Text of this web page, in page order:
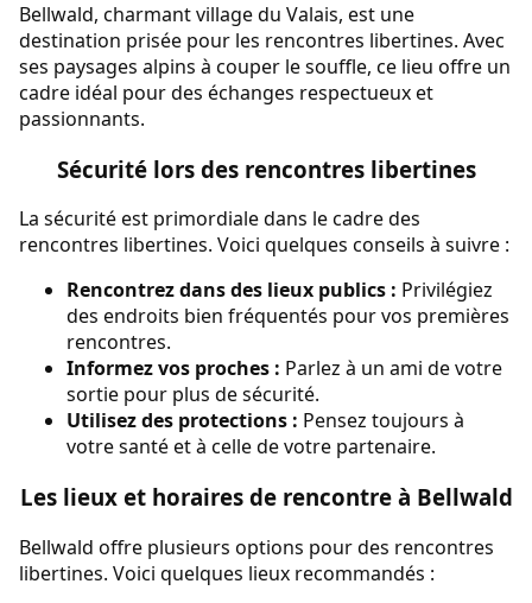
Bellwald, charmant village du Valais, est une
destination prisée pour les rencontres libertines. Avec
ses paysages alpins à couper le souffle, ce lieu offre un
cadre idéal pour des échanges respectueux et
passionnants.
Sécurité lors des rencontres libertines
La sécurité est primordiale dans le cadre des
rencontres libertines. Voici quelques conseils à suivre :
Rencontrez dans des lieux publics : Privilégiez
des endroits bien fréquentés pour vos premières
rencontres.
Informez vos proches : Parlez à un ami de votre
sortie pour plus de sécurité.
Utilisez des protections : Pensez toujours à
votre santé et à celle de votre partenaire.
Les lieux et horaires de rencontre à Bellwald
Bellwald offre plusieurs options pour des rencontres
libertines. Voici quelques lieux recommandés :